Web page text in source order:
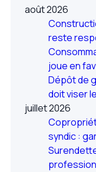
août 2026
reste
joue en
Dépôt de
doit viser
juillet 2026
syndic :